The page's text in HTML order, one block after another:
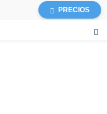
PRECIOS